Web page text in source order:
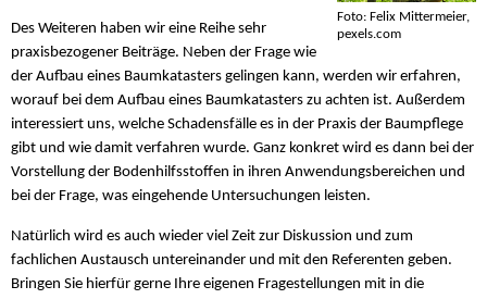
Foto: Felix Mittermeier,
pexels.com
Des Weiteren haben wir eine Reihe sehr
praxisbezogener Beiträge. Neben der Frage wie
der Aufbau eines Baumkatasters gelingen kann, werden wir erfahren,
worauf bei dem Aufbau eines Baumkatasters zu achten ist. Außerdem
interessiert uns, welche Schadensfälle es in der Praxis der Baumpflege
gibt und wie damit verfahren wurde. Ganz konkret wird es dann bei der
Vorstellung der Bodenhilfsstoffen in ihren Anwendungsbereichen und
bei der Frage, was eingehende Untersuchungen leisten.
Natürlich wird es auch wieder viel Zeit zur Diskussion und zum
fachlichen Austausch untereinander und mit den Referenten geben.
Bringen Sie hierfür gerne Ihre eigenen Fragestellungen mit in die